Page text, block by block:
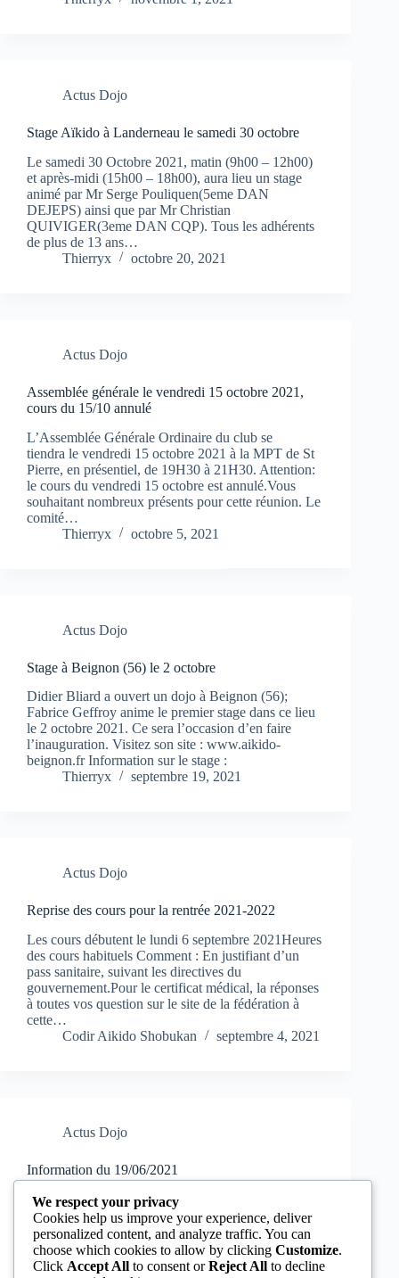
Actus Dojo
Stage Aïkido à Landerneau le samedi 30 octobre
Le samedi 30 Octobre 2021, matin (9h00 – 12h00)
et après-midi (15h00 – 18h00), aura lieu un stage
animé par Mr Serge Pouliquen(5eme DAN
DEJEPS) ainsi que par Mr Christian
QUIVIGER(3eme DAN CQP). Tous les adhérents
de plus de 13 ans…
Thierryx
octobre 20, 2021
Actus Dojo
Assemblée générale le vendredi 15 octobre 2021,
cours du 15/10 annulé
L’Assemblée Générale Ordinaire du club se
tiendra le vendredi 15 octobre 2021 à la MPT de St
Pierre, en présentiel, de 19H30 à 21H30. Attention:
le cours du vendredi 15 octobre est annulé.Vous
souhaitant nombreux présents pour cette réunion. Le
comité…
Thierryx
octobre 5, 2021
Actus Dojo
Stage à Beignon (56) le 2 octobre
Didier Bliard a ouvert un dojo à Beignon (56);
Fabrice Geffroy anime le premier stage dans ce lieu
le 2 octobre 2021. Ce sera l’occasion d’en faire
l’inauguration. Visitez son site : www.aikido-
beignon.fr Information sur le stage :
Thierryx
septembre 19, 2021
Actus Dojo
Reprise des cours pour la rentrée 2021-2022
Les cours débutent le lundi 6 septembre 2021Heures
des cours habituels Comment : En justifiant d’un
pass sanitaire, suivant les directives du
gouvernement.Pour le certificat médical, la réponses
à toutes vos question sur le site de la fédération à
cette…
Codir Aikido Shobukan
septembre 4, 2021
Actus Dojo
Information du 19/06/2021
AIKIDO SHOBUKAN a répondu positivement à la
sollicitation de la ville pour participer à TOKYO
MARKET, pour des temps de démonstrations et
d’initiations et la tenue d’un stand que nous
partagerons avec nos amis de l’Aïkido Club Du
We respect your privacy
Cookies help us improve your experience, deliver
personalized content, and analyze traffic. You can
choose which cookies to allow by clicking Customize.
Click Accept All to consent orReject All to decline